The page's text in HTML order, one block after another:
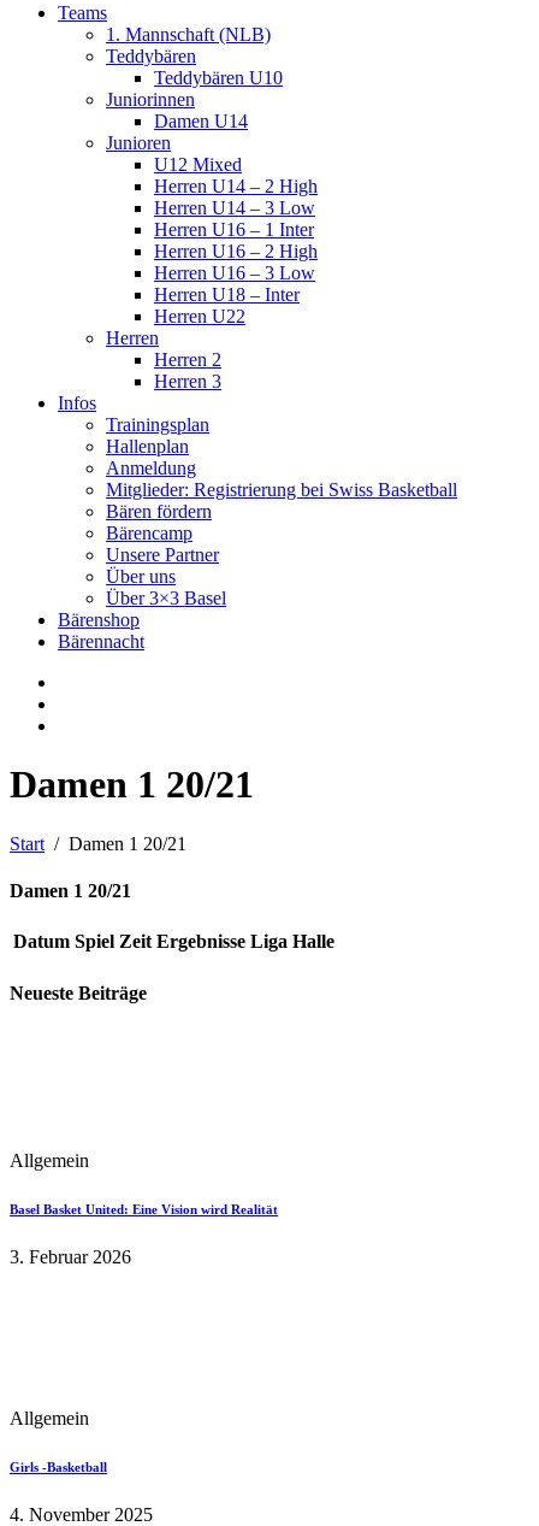
Teams
1. Mannschaft (NLB)
Teddybären
Teddybären U10
Juniorinnen
Damen U14
Junioren
U12 Mixed
Herren U14 – 2 High
Herren U14 – 3 Low
Herren U16 – 1 Inter
Herren U16 – 2 High
Herren U16 – 3 Low
Herren U18 – Inter
Herren U22
Herren
Herren 2
Herren 3
Infos
Trainingsplan
Hallenplan
Anmeldung
Mitglieder: Registrierung bei Swiss Basketball
Bären fördern
Bärencamp
Unsere Partner
Über uns
Über 3×3 Basel
Bärenshop
Bärennacht
Damen 1 20/21
Start Damen 1 20/21
Damen 1 20/21
Datum Spiel Zeit Ergebnisse Liga Halle
Neueste Beiträge
Allgemein
Basel Basket United: Eine Vision wird Realität
3. Februar 2026
Allgemein
Girls -Basketball
4. November 2025